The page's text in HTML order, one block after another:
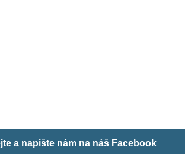
a napište nám na náš Facebook